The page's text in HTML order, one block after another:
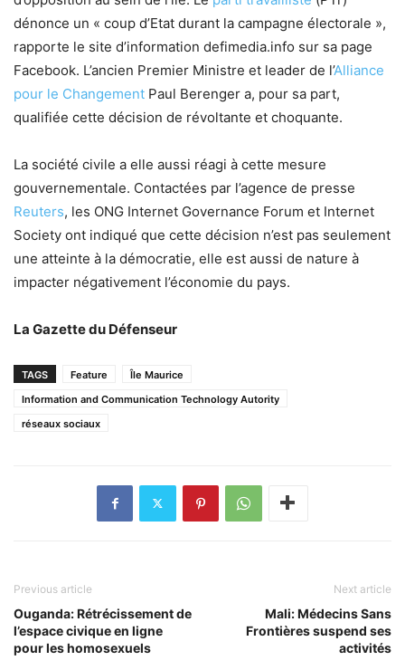
dénonce un « coup d’Etat durant la campagne électorale »,
rapporte le site d’information defimedia.info sur sa page
Facebook. L’ancien Premier Ministre et leader de l’Alliance
pour le Changement Paul Berenger a, pour sa part,
qualifiée cette décision de révoltante et choquante.
La société civile a elle aussi réagi à cette mesure
gouvernementale. Contactées par l’agence de presse
Reuters, les ONG Internet Governance Forum et Internet
Society ont indiqué que cette décision n’est pas seulement
une atteinte à la démocratie, elle est aussi de nature à
impacter négativement l’économie du pays.
La Gazette du Défenseur
TAGS Feature
Île Maurice
Information and Communication Technology Autority
réseaux sociaux
Previous article
Ouganda: Rétrécissement de
l’espace civique en ligne
pour les homosexuels
Next article
Mali: Médecins Sans
Frontières suspend ses
activités